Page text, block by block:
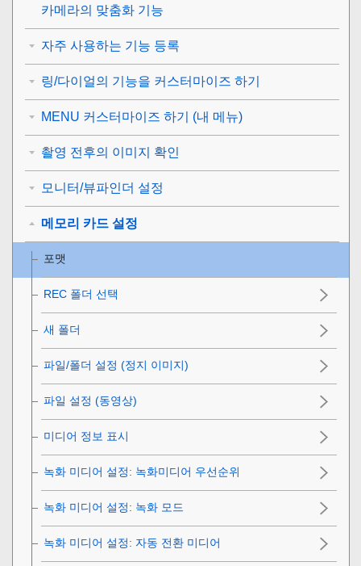
카메라의 맞춤화 기능
자주 사용하는 기능 등록
링/다이얼의 기능을 커스터마이즈 하기
MENU 커스터마이즈 하기 (내 메뉴)
촬영 전후의 이미지 확인
모니터/뷰파인더 설정
메모리 카드 설정
포맷
REC 폴더 선택
새 폴더
파일/폴더 설정 (정지 이미지)
파일 설정 (동영상)
미디어 정보 표시
녹화 미디어 설정: 녹화미디어 우선순위
녹화 미디어 설정: 녹화 모드
녹화 미디어 설정: 자동 전환 미디어